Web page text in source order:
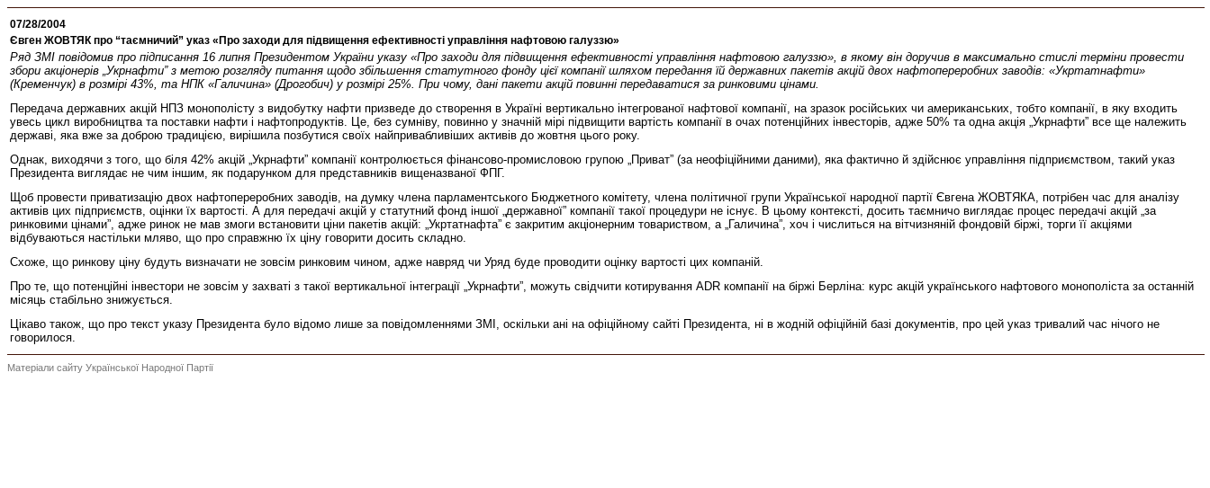
07/28/2004
Євген ЖОВТЯК про “таємничий” указ «Про заходи для підвищення ефективності управління нафтовою галуззю»
Ряд ЗМІ повідомив про підписання 16 липня Президентом України указу «Про заходи для підвищення ефективності управління нафтовою галуззю», в якому він доручив в максимально стислі терміни провести
збори акціонерів „Укрнафти” з метою розгляду питання щодо збільшення статутного фонду цієї компанії шляхом передання їй державних пакетів акцій двох нафтопереробних заводів: «Укртатнафти»
(Кременчук) в розмірі 43%, та НПК «Галичина» (Дрогобич) у розмірі 25%. При чому, дані пакети акцій повинні передаватися за ринковими цінами.
Передача державних акцій НПЗ монополісту з видобутку нафти призведе до створення в Україні вертикально інтегрованої нафтової компанії, на зразок російських чи американських, тобто компанії, в яку входить
увесь цикл виробництва та поставки нафти і нафтопродуктів. Це, без сумніву, повинно у значній мірі підвищити вартість компанії в очах потенційних інвесторів, адже 50% та одна акція „Укрнафти” все ще належить
державі, яка вже за доброю традицією, вирішила позбутися своїх найпривабливіших активів до жовтня цього року.
Однак, виходячи з того, що біля 42% акцій „Укрнафти” компанії контролюється фінансово-промисловою групою „Приват” (за неофіційними даними), яка фактично й здійснює управління підприємством, такий указ
Президента виглядає не чим іншим, як подарунком для представників вищеназваної ФПГ.
Щоб провести приватизацію двох нафтопереробних заводів, на думку члена парламентського Бюджетного комітету, члена політичної групи Української народної партії Євгена ЖОВТЯКА, потрібен час для аналізу
активів цих підприємств, оцінки їх вартості. А для передачі акцій у статутний фонд іншої „державної” компанії такої процедури не існує. В цьому контексті, досить таємничо виглядає процес передачі акцій „за
ринковими цінами”, адже ринок не мав змоги встановити ціни пакетів акцій: „Укртатнафта” є закритим акціонерним товариством, а „Галичина”, хоч і числиться на вітчизняній фондовій біржі, торги її акціями
відбуваються настільки мляво, що про справжню їх ціну говорити досить складно.
Схоже, що ринкову ціну будуть визначати не зовсім ринковим чином, адже навряд чи Уряд буде проводити оцінку вартості цих компаній.
Про те, що потенційні інвестори не зовсім у захваті з такої вертикальної інтеграції „Укрнафти”, можуть свідчити котирування ADR компанії на біржі Берліна: курс акцій українського нафтового монополіста за останній
місяць стабільно знижується.
Цікаво також, що про текст указу Президента було відомо лише за повідомленнями ЗМІ, оскільки ані на офіційному сайті Президента, ні в жодній офіційній базі документів, про цей указ тривалий час нічого не
говорилося.
Матеріали сайту Української Народної Партії